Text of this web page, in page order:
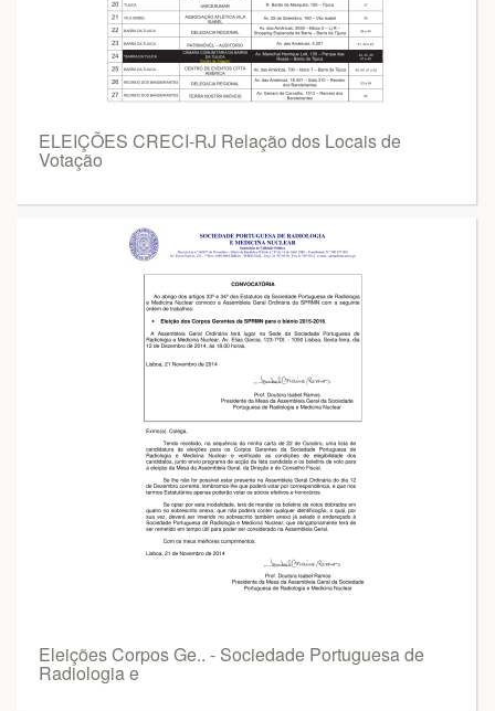
ELEIÇÕES CRECI-RJ Relação dos Locais de
Votação
Eleições Corpos Ge.. - Sociedade Portuguesa de
Radiologia e